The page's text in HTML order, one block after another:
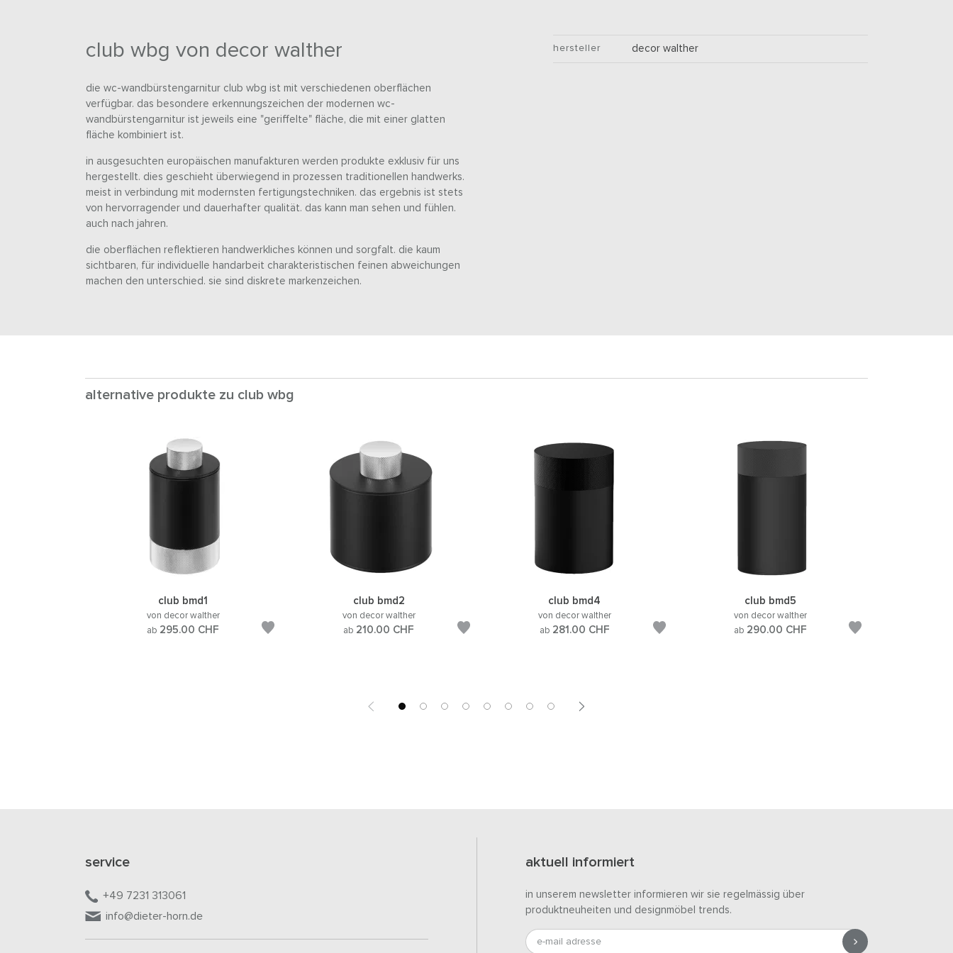
club wbg von decor walther
die wc-wandbürstengarnitur club wbg ist mit verschiedenen oberflächen
verfügbar. das besondere erkennungszeichen der modernen wc-
wandbürstengarnitur ist jeweils eine "geriffelte" fläche, die mit einer glatten
fläche kombiniert ist.
in ausgesuchten europäischen manufakturen werden produkte exklusiv für uns
hergestellt. dies geschieht überwiegend in prozessen traditionellen handwerks.
meist in verbindung mit modernsten fertigungstechniken. das ergebnis ist stets
von hervorragender und dauerhafter qualität. das kann man sehen und fühlen.
auch nach jahren.
die oberflächen reflektieren handwerkliches können und sorgfalt. die kaum
sichtbaren, für individuelle handarbeit charakteristischen feinen abweichungen
machen den unterschied. sie sind diskrete markenzeichen.
hersteller decor walther
alternative produkte zu club wbg
club bmd1
von decor walther
ab 295.00 CHF
club bmd2
von decor walther
ab 210.00 CHF
club bmd4
von decor walther
ab 281.00 CHF
club bmd5
von decor walther
ab 290.00 CHF
service
+49 7231 313061
info@dieter-horn.de
aktuell informiert
in unserem newsletter informieren wir sie regelmässig über
produktneuheiten und designmöbel trends.
e-mail adresse